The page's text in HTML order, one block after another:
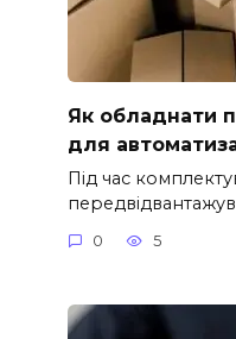
Як обладнати
для
Під час
0 5